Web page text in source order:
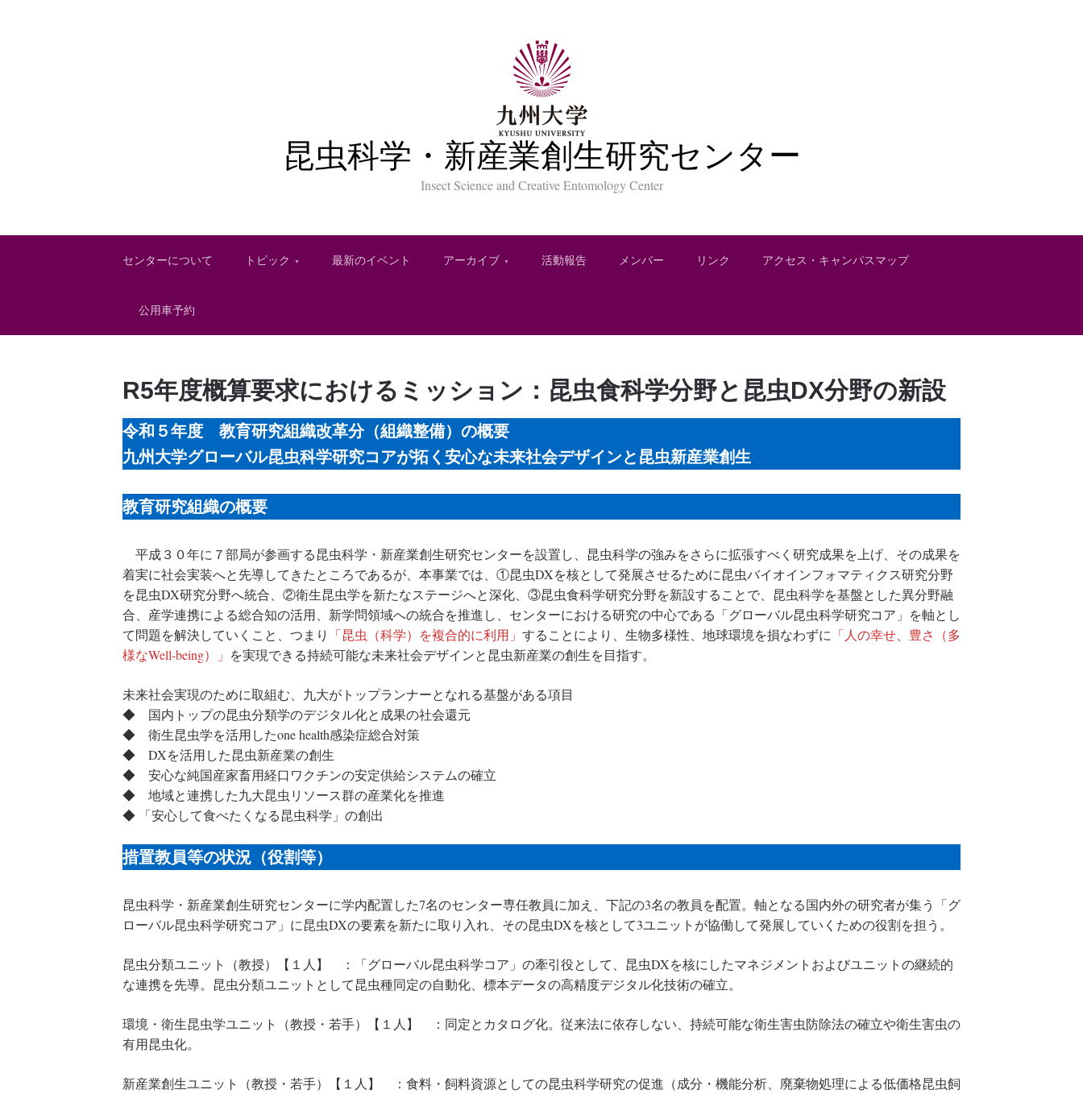
昆虫科学・新産業創生研究センター
Insect Science and Creative Entomology Center
センターについて トピック 最新のイベント アーカイブ 活動報告 メンバー リンク アクセス・キャンパスマップ
公用車予約
R5年度概算要求におけるミッション：昆虫食科学分野と昆虫DX分野の新設
令和５年度 教育研究組織改革分（組織整備）の概要
九州大学グローバル昆虫科学研究コアが拓く安心な未来社会デザインと昆虫新産業創生
教育研究組織の概要
平成３０年に７部局が参画する昆虫科学・新産業創生研究センターを設置し、昆虫科学の強みをさらに拡張すべく研究成果を上げ、その成果を
着実に社会実装へと先導してきたところであるが、本事業では、①昆虫DXを核として発展させるために昆虫バイオインフォマティクス研究分野
を昆虫DX研究分野へ統合、②衛生昆虫学を新たなステージへと深化、③昆虫食科学研究分野を新設することで、昆虫科学を基盤とした異分野融
合、産学連携による総合知の活用、新学問領域への統合を推進し、センターにおける研究の中心である「グローバル昆虫科学研究コア」を軸とし
て問題を解決していくこと、つまり
「昆虫（科学）を複合的に利用」 することにより、生物多様性、地球環境を損なわずに 「人の幸せ、豊さ（多
様なWell-being）」 を実現できる持続可能な未来社会デザインと昆虫新産業の創生を目指す。
未来社会実現のために取組む、九大がトップランナーとなれる基盤がある項目
◆ 国内トップの昆虫分類学のデジタル化と成果の社会還元
◆ 衛生昆虫学を活用したone health感染症総合対策
◆ DXを活用した昆虫新産業の創生
◆ 安心な純国産家畜用経口ワクチンの安定供給システムの確立
◆ 地域と連携した九大昆虫リソース群の産業化を推進
◆ 「安心して食べたくなる昆虫科学」の創出
措置教員等の状況（役割等）
昆虫科学・新産業創生研究センターに学内配置した7名のセンター専任教員に加え、下記の3名の教員を配置。軸となる国内外の研究者が集う「グ
ローバル昆虫科学研究コア」に昆虫DXの要素を新たに取り入れ、その昆虫DXを核として3ユニットが協働して発展していくための役割を担う。
昆虫分類ユニット（教授）【１人】 ：「グローバル昆虫科学コア」の牽引役として、昆虫DXを核にしたマネジメントおよびユニットの継続的
な連携を先導。昆虫分類ユニットとして昆虫種同定の自動化、標本データの高精度デジタル化技術の確立。
環境・衛生昆虫学ユニット（教授・若手）【１人】 ：同定とカタログ化。従来法に依存しない、持続可能な衛生害虫防除法の確立や衛生害虫の
有用昆虫化。
新産業創生ユニット（教授・若手）【１人】 ：食料・飼料資源としての昆虫科学研究の促進（成分・機能分析、廃棄物処理による低価格昆虫飼